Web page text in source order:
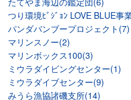
つり環境ﾋﾞｼﾞｮﾝ LOVE BLUE事
パンダバンブープロジェクト(7)
マリンスノー(2)
マリンボックス100(3)
ミウラダイビングセンター(1)
ミウラダイブセンター(9)
みうら漁協諸磯支所(14)